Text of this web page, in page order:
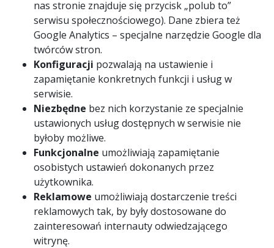
nas stronie znajduje się przycisk „polub to”
serwisu społecznościowego). Dane zbiera też
Google Analytics – specjalne narzędzie Google dla
twórców stron.
Konfiguracji pozwalają na ustawienie i
zapamiętanie konkretnych funkcji i usług w
serwisie.
Niezbędne bez nich korzystanie ze specjalnie
ustawionych usług dostępnych w serwisie nie
byłoby możliwe.
Funkcjonalne umożliwiają zapamiętanie
osobistych ustawień dokonanych przez
użytkownika.
Reklamowe umożliwiają dostarczenie treści
reklamowych tak, by były dostosowane do
zainteresowań internauty odwiedzającego
witrynę.